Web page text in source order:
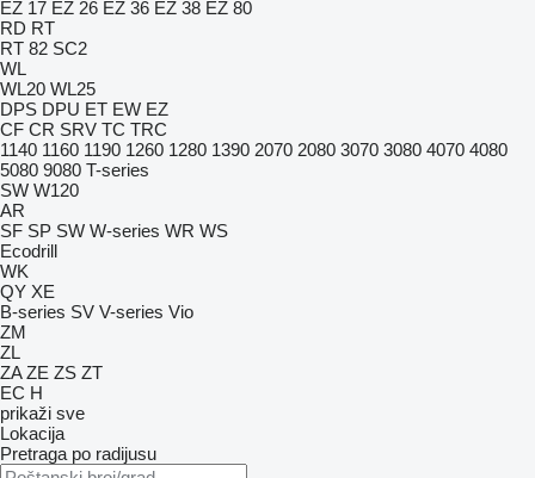
EZ 17 EZ 26 EZ 36 EZ 38 EZ 80
RD RT
RT 82 SC2
WL
WL20 WL25
DPS DPU ET EW EZ
CF CR SRV TC TRC
1140 1160 1190 1260 1280 1390 2070 2080 3070 3080 4070 4080
5080 9080 T-series
SW W120
AR
SF SP SW W-series WR WS
Ecodrill
WK
QY XE
B-series SV V-series Vio
ZM
ZL
ZA ZE ZS ZT
EC H
prikaži sve
Lokacija
Pretraga po radijusu